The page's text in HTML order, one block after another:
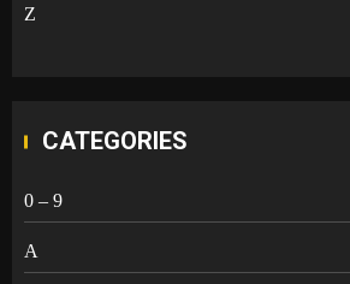
Z
CATEGORIES
0 – 9
A